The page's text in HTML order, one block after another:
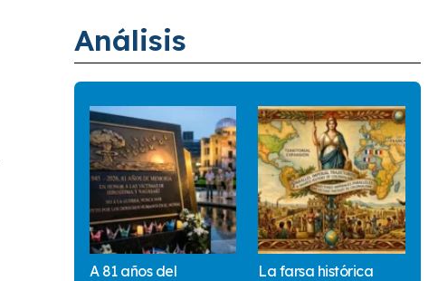
Análisis
A 81 años del
La farsa histórica